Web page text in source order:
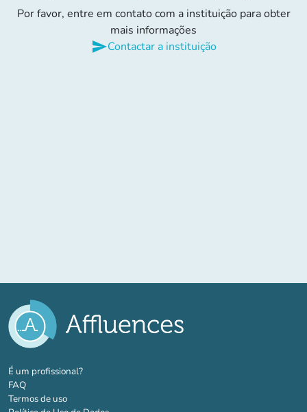
Por favor, entre em contato com a instituição para obter
mais informações
sendContactar a instituição
É um profissional?(novo separador)
FAQ
Termos de uso